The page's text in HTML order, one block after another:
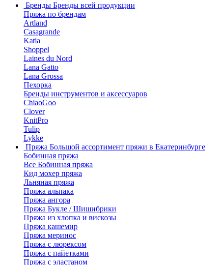
Бренды Бренды всей продукции
Пряжа по брендам
Artland
Casagrande
Katia
Shoppel
Laines du Nord
Lana Gatto
Lana Grossa
Пехорка
Бренды инструментов и аксессуаров
ChiaoGoo
Clover
KnitPro
Tulip
Lykke
Пряжа Большой ассортимент пряжи в Екатеринбурге
Бобинная пряжа
Все Бобинная пряжа
Кид мохер пряжа
Льняная пряжа
Пряжа альпака
Пряжа ангора
Пряжа Букле / Шишибрики
Пряжа из хлопка и вискозы
Пряжа кашемир
Пряжа меринос
Пряжа с люрексом
Пряжа с пайетками
Пряжа с эластаном